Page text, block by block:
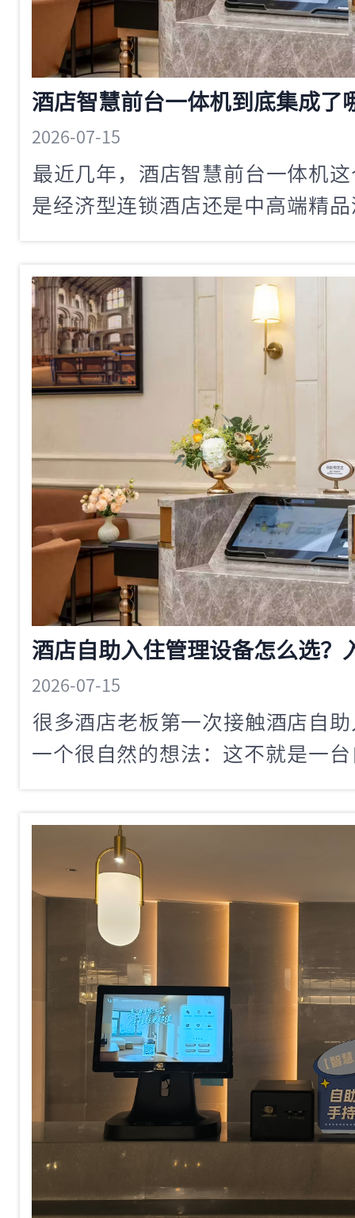
酒店智慧前台一体机到底集成了
2026-07-15
最近几年，酒店智慧前台一体机
是经济型连锁酒店还是中高端精
功能。今天咱们就来拆解一下这
好的智慧前台一体机应该具备哪些
2026-07-15
很多酒店老板第一次接触酒店自
一个很自然的想法：这不就是一
卡」这么简单。今天咱们就来拆
自助入住管理设备，到底应该管哪